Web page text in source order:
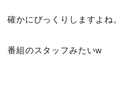
確かにびっくりしますよね。
番組のスタッフみたいw